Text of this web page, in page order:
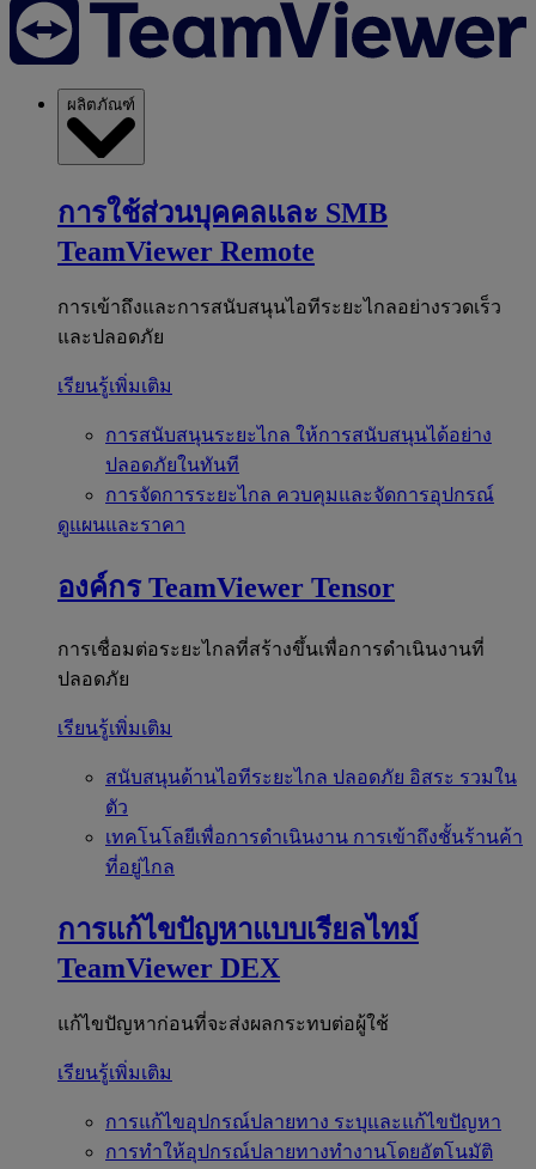
ผลิตภัณฑ์
การใช้ส่วนบุคคลและ SMB
TeamViewer Remote
การเข้าถึงและการสนับสนุนไอทีระยะไกลอย่างรวดเร็ว
และปลอดภัย
เรียนรู้เพิ่มเติม
การสนับสนุนระยะไกล ให้การสนับสนุนได้อย่าง
ปลอดภัยในทันที
การจัดการระยะไกล ควบคุมและจัดการอุปกรณ์
ดูแผนและราคา
องค์กร TeamViewer Tensor
การเชื่อมต่อระยะไกลที่สร้างขึ้นเพื่อการดำเนินงานที่
ปลอดภัย
เรียนรู้เพิ่มเติม
สนับสนุนด้านไอทีระยะไกล ปลอดภัย อิสระ รวมใน
ตัว
เทคโนโลยีเพื่อการดำเนินงาน การเข้าถึงชั้นร้านค้า
ที่อยู่ไกล
การแก้ไขปัญหาแบบเรียลไทม์
TeamViewer DEX
แก้ไขปัญหาก่อนที่จะส่งผลกระทบต่อผู้ใช้
เรียนรู้เพิ่มเติม
การแก้ไขอุปกรณ์ปลายทาง ระบุและแก้ไขปัญหา
การทำให้อุปกรณ์ปลายทางทำงานโดยอัตโนมัติ